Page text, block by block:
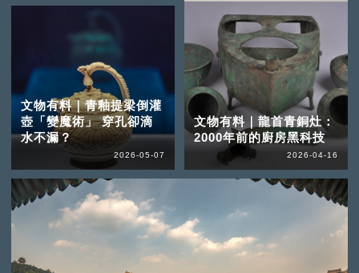
文物有料｜青釉提梁倒灌
壺「變魔術」 穿孔卻滴
水不漏？
2026-05-07
文物有料｜龍首青銅灶：
2000年前的廚房黑科技
2026-04-16